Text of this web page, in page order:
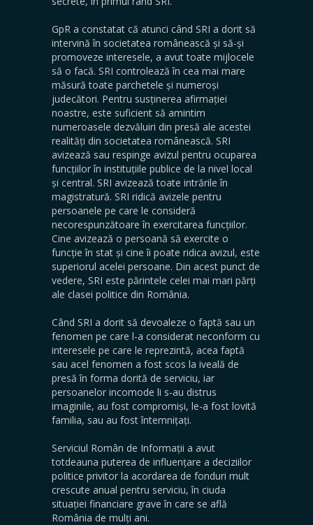
GpR a constatat că atunci când SRI a dorit să
intervină în societatea românească și să-și
promoveze interesele, a avut toate mijlocele
să o facă. SRI controlează în cea mai mare
măsură toate parchetele și numeroși
judecători. Pentru susținerea afirmației
noastre, este suficient să amintim
numeroasele dezvăluiri din presă ale acestei
realități din societatea românească. SRI
avizează sau respinge avizul pentru ocuparea
funcțiilor în instituțiile publice de la nivel local
și central. SRI avizează toate intrările în
magistratură. SRI ridică avizele pentru
persoanele pe care le consideră
necorespunzătoare în exercitarea funcțiilor.
Cine avizează o persoană să exercite o
funcție în stat și cine îi poate ridica avizul, este
superiorul acelei persoane. Din acest punct de
vedere, SRI este părintele celei mai mari părți
ale clasei politice din România.
Când SRI a dorit să devoaleze o faptă sau un
fenomen pe care l-a considerat neconform cu
interesele pe care le reprezintă, acea faptă
sau acel fenomen a fost scos la iveală de
presă în forma dorită de serviciu, iar
persoanelor incomode li s-au distrus
imaginile, au fost compromiși, le-a fost lovită
familia, sau au fost întemnițați.
Serviciul Român de Informații a avut
totdeauna puterea de influențare a deciziilor
politice privitor la acordarea de fonduri mult
crescute anual pentru serviciu, în ciuda
situației financiare grave în care se află
România de mulți ani.